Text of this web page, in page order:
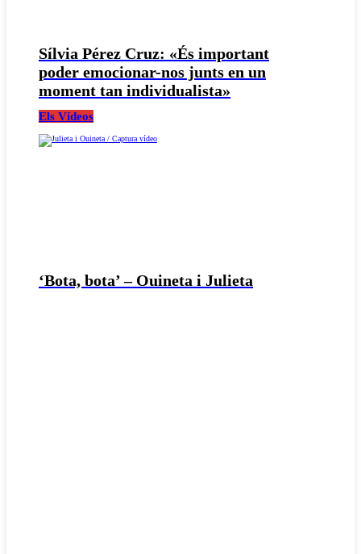
Sílvia Pérez Cruz: «És important
poder emocionar-nos junts en un
moment tan individualista»
Els Vídeos
‘Bota, bota’ – Ouineta i Julieta